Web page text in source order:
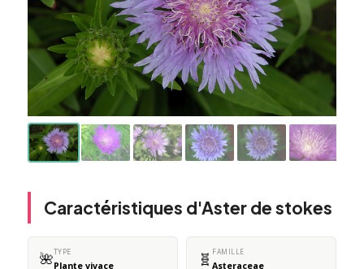
Caractéristiques d'Aster de stokes
🌺TYPE
Plante vivace 🧬 FAMILLE
Asteraceae